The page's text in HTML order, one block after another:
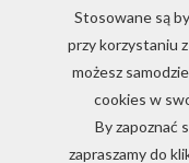
Kontakt
info-
Stosowane są
przy korzystaniu
możesz
cookies w
By zapoznać
zapraszamy do